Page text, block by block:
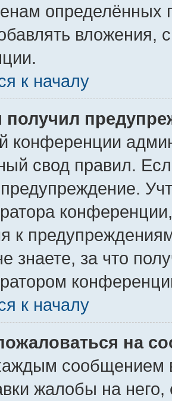
определённых
вложения,
к началу
получил
конференции
свод правил.
к
знаете, за что
к началу
на
сообщением
жалобы на